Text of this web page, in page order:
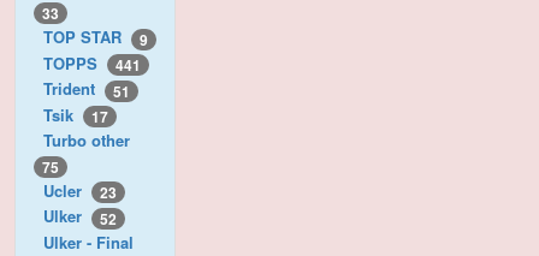
33
TOP STAR 9
TOPPS 441
Trident 51
Tsik 17
Turbo other
75
Ucler 23
Ulker 52
Ulker - Final